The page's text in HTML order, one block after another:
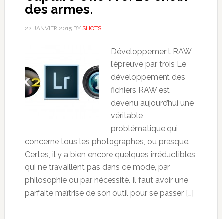
des armes.
22 JANVIER 2015BY SHOTS
Développement RAW,
l’épreuve par trois Le
développement des
fichiers RAW est
devenu aujourd’hui une
véritable
problématique qui
concerne tous les photographes, ou presque.
Certes, il y a bien encore quelques irréductibles
qui ne travaillent pas dans ce mode, par
philosophie ou par nécessité. Il faut avoir une
parfaite maîtrise de son outil pour se passer […]